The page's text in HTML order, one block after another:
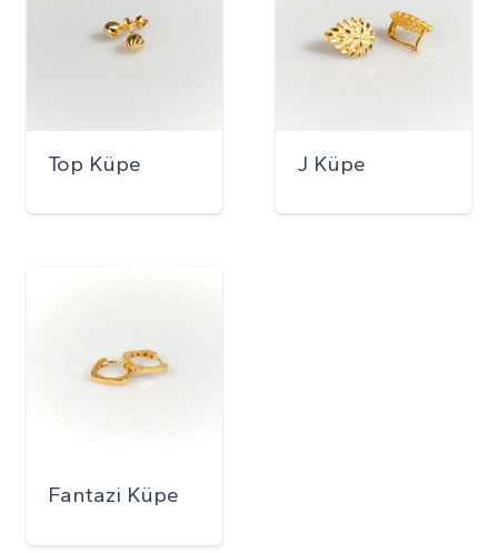
Top Küpe J Küpe
Fantazi Küpe